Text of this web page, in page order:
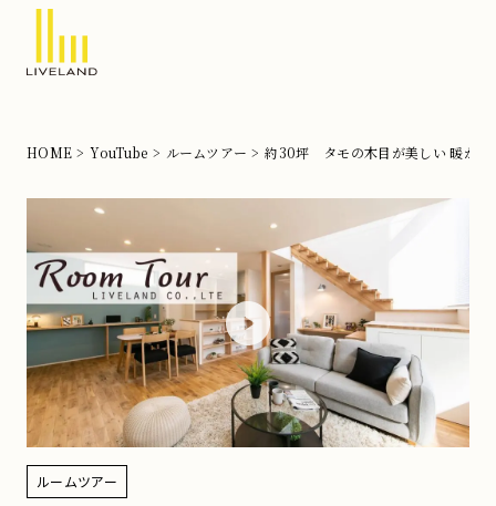
の
住
宅
な
ら
リ
ブ
ラ
ン
ド
HOME YouTube ルームツアー 約30坪 タモの木目が美しい 暖かい
ルームツアー